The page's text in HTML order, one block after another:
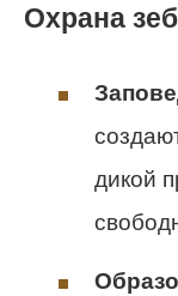
Охрана
дикой